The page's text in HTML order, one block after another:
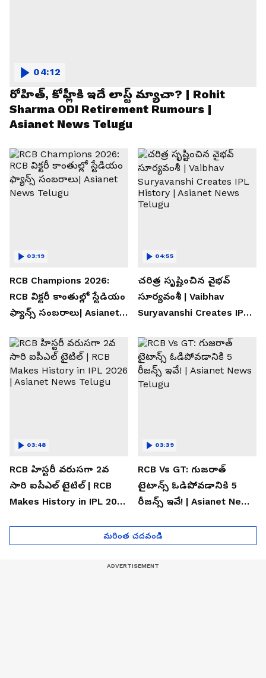
రోహిత్, కోహ్లీకి ఇదే లాస్ట్ మ్యాచా? | Rohit
Sharma ODI Retirement Rumours |
Asianet News Telugu
04:12
RCB Champions 2026:
RCB విక్టరీ కాంతుల్లో స్టేడియం
ఫ్యాన్స్ సంబరాలు| Asianet
03:19
చరిత్ర సృష్టించిన వైభవ్
సూర్యవంశీ | Vaibhav
Suryavanshi Creates IPL
Telugu
04:55
RCB హిస్టరీ వరుసగా 2వ
సారి ఐపీఎల్ టైటిల్ | RCB
Makes History in IPL 2026
03:48
RCB Vs GT: గుజరాత్
టైటాన్స్ ఓడిపోవడానికి 5
రీజన్స్ ఇవే! | Asianet News
03:39
మరింత చదవండి